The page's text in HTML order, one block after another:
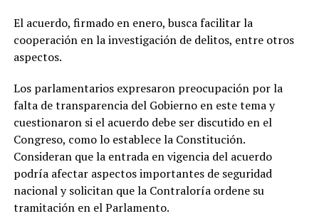
El acuerdo, firmado en enero, busca facilitar la
cooperación en la investigación de delitos, entre otros
aspectos.
Los parlamentarios expresaron preocupación por la
falta de transparencia del Gobierno en este tema y
cuestionaron si el acuerdo debe ser discutido en el
Congreso, como lo establece la Constitución.
Consideran que la entrada en vigencia del acuerdo
podría afectar aspectos importantes de seguridad
nacional y solicitan que la Contraloría ordene su
tramitación en el Parlamento.